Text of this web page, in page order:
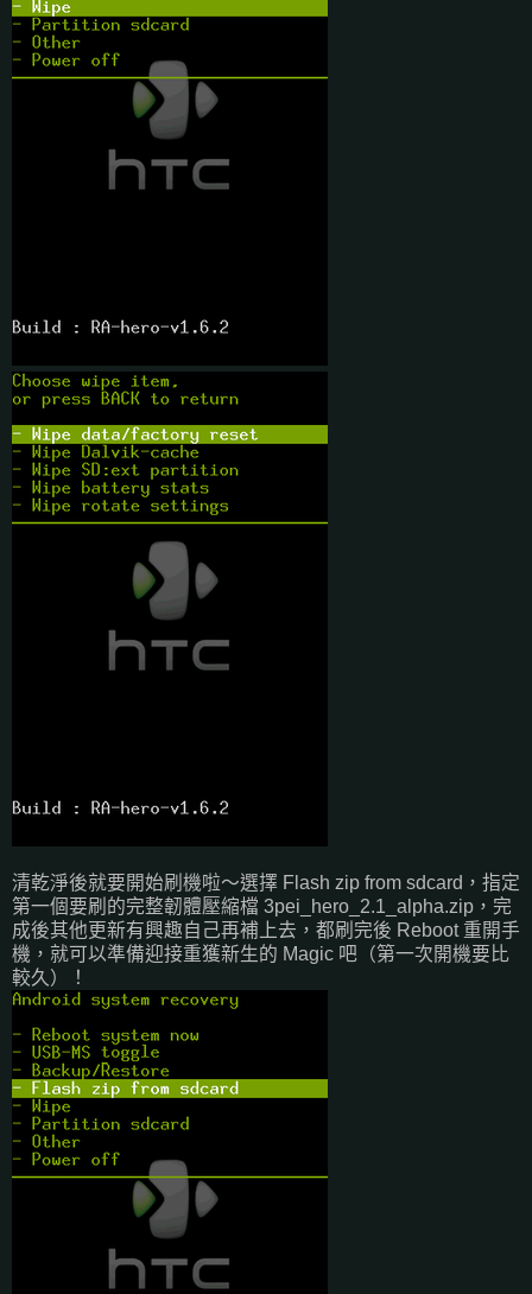
清乾淨後就要開始刷機啦～選擇 Flash zip from sdcard，指定
第一個要刷的完整韌體壓縮檔 3pei_hero_2.1_alpha.zip，完
成後其他更新有興趣自己再補上去，都刷完後 Reboot 重開手
機，就可以準備迎接重獲新生的 Magic 吧（第一次開機要比
較久）！